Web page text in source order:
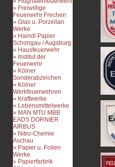
» Freiwillige
Feuerwehr Frechen
» Glas u. Porzellan
Werke
» Haindl Papier
Schongau / Augsburg
» Hausfeuerwehr
» Institut der
Feuerwehr
» Kölner
Sonderabzeichen
» Kölner
Werkfeuerwehren
» Kraftwerke
» Lebensmittelwerke
» MAN MTU MBB
EADS DORNIER
AIRBUS
» Nitro-Chemie
Aschau
» Papier u. Folien
Werke
» Papierfarbrik